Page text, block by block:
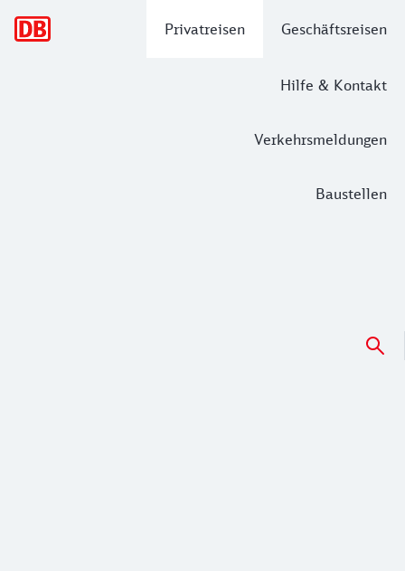
Privatreisen Geschäftsreisen
Hilfe & Kontakt
Verkehrsmeldungen
Baustellen